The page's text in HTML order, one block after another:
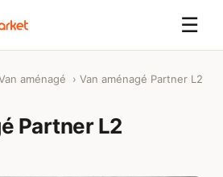
☰
aménagé › Van aménagé Partner L2
Partner L2